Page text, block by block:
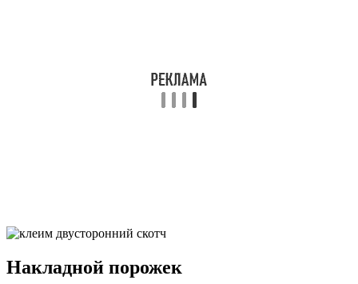
Накладной порожек